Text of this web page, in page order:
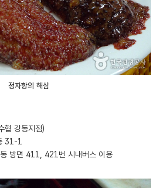
정자항의 해삼
강동지점)
31-1
방면 411, 421번 시내버스 이용